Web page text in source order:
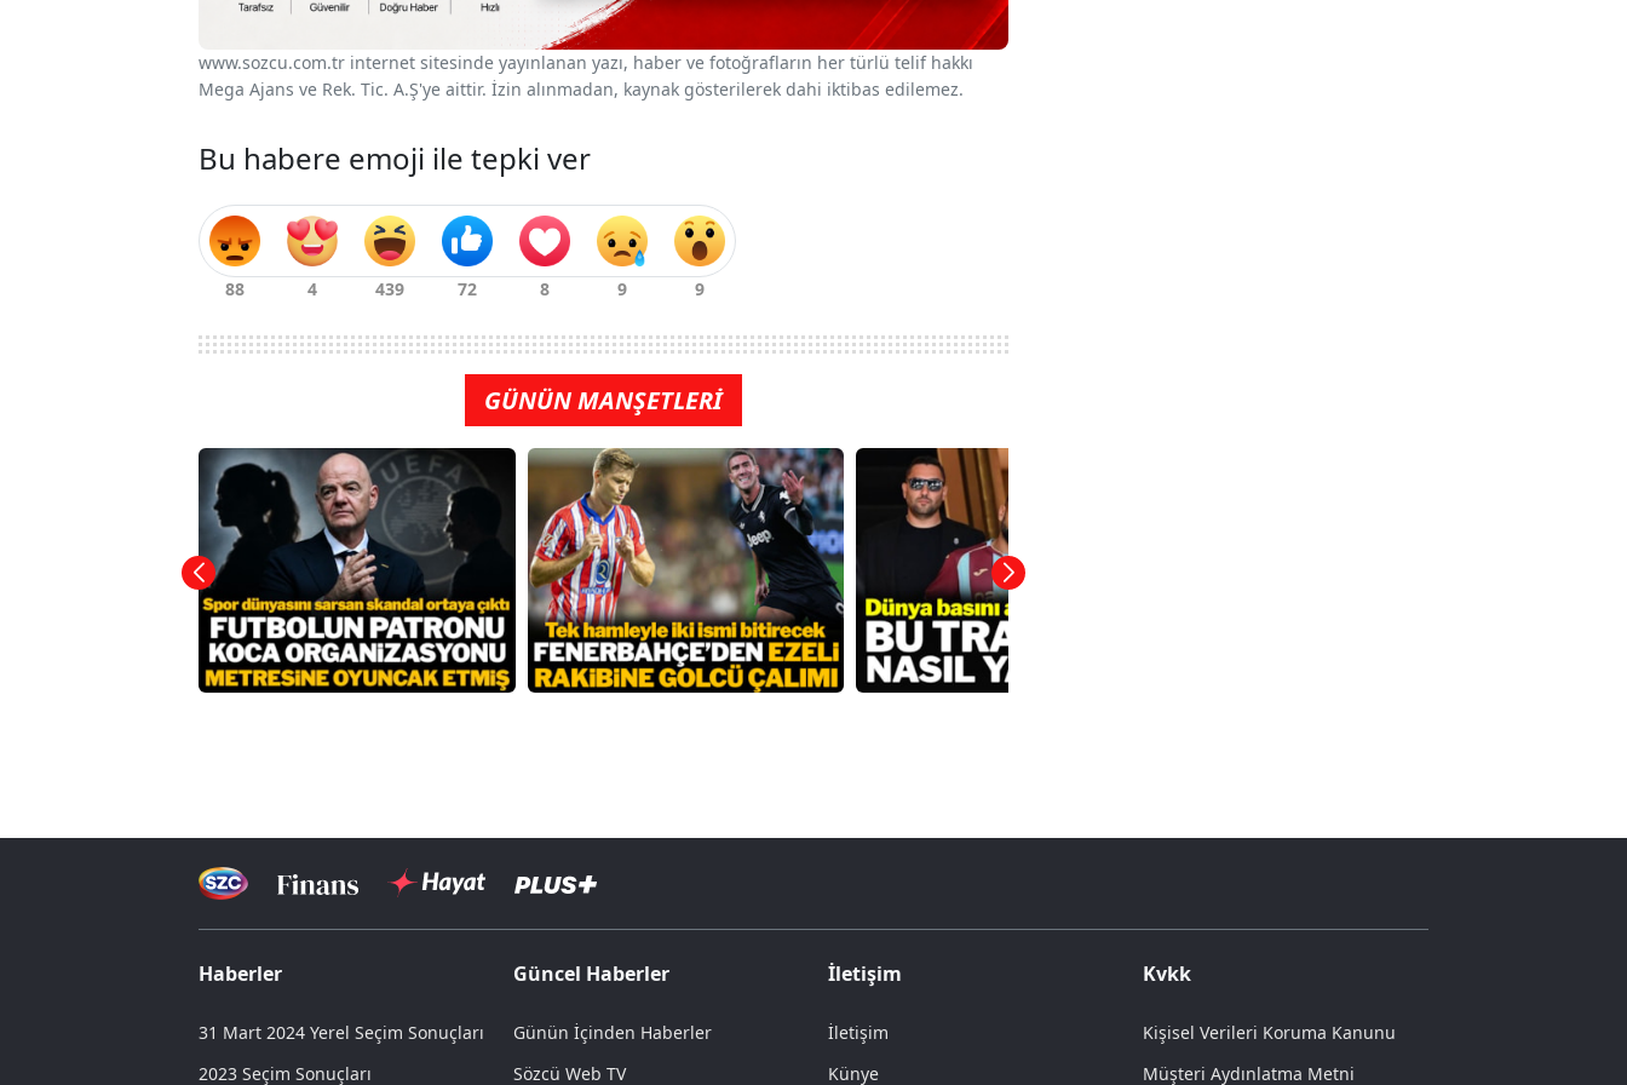
www.sozcu.com.tr internet sitesinde yayınlanan yazı, haber ve fotoğrafların her türlü telif hakkı
Mega Ajans ve Rek. Tic. A.Ş'ye aittir. İzin alınmadan, kaynak gösterilerek dahi iktibas edilemez.
Bu habere emoji ile tepki ver
GÜNÜN MANŞETLERİ
Haberler
31 Mart 2024 Yerel Seçim Sonuçları
2023 Seçim Sonuçları
Güncel Haberler
Günün İçinden Haberler
Sözcü Web TV
İletişim
İletişim
Künye
Kvkk
Kişisel Verileri Koruma Kanunu
Müşteri Aydınlatma Metni